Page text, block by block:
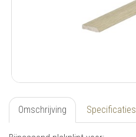
Omschrijving Specificaties